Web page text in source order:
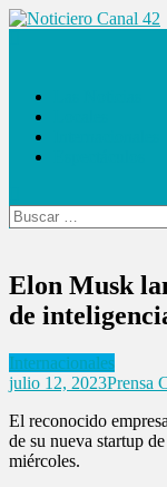
Saltar
Buscar:
Elon Musk
de
Internacionales
julio 12, 2023Prensa
El reconocido
de su nueva startup
miércoles.